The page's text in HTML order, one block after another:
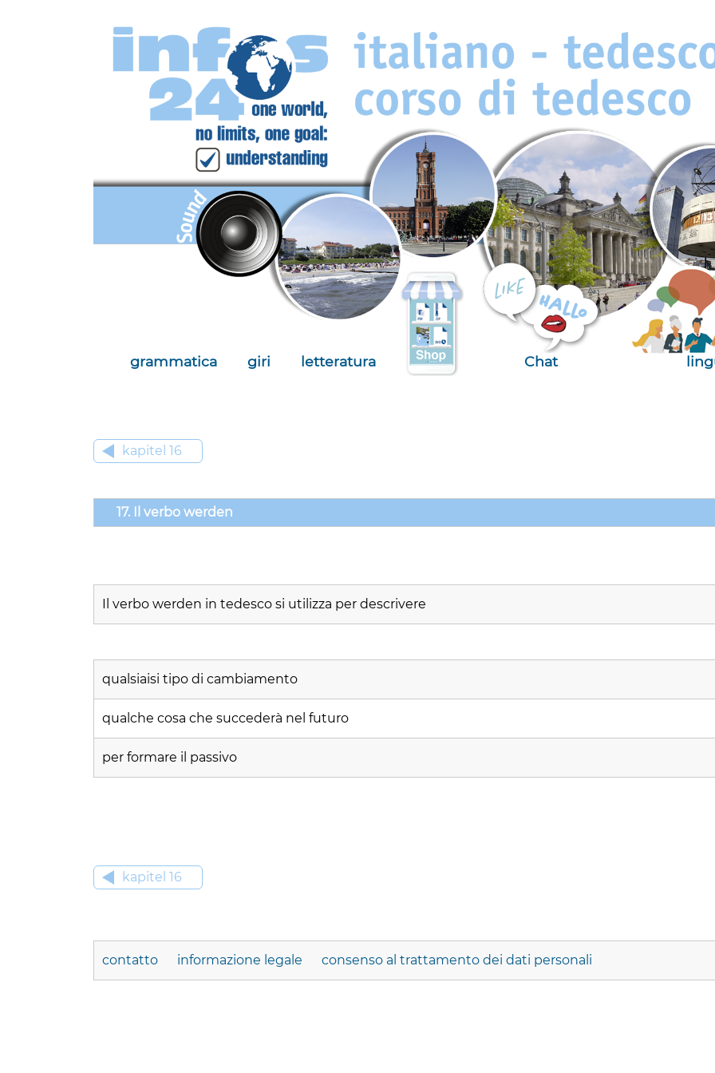
grammatica giri letteratura Chat
kapitel 16
17. Il verbo werden
Il verbo werden in tedesco si utilizza per descrivere
qualsiaisi tipo di cambiamento
qualche cosa che succederà nel futuro
per formare il passivo
kapitel 16
contatto informazione legale consenso al trattamento dei dati personali